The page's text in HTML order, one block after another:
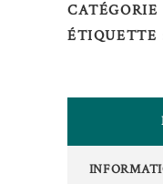
CATÉGORIE
ÉTIQUETTE